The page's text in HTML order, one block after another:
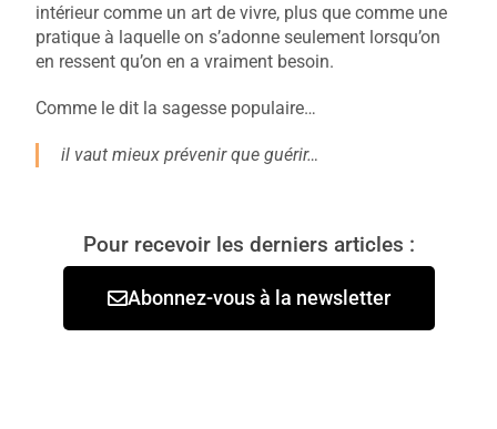
intérieur comme un art de vivre, plus que comme une
pratique à laquelle on s’adonne seulement lorsqu’on
en ressent qu’on en a vraiment besoin.
Comme le dit la sagesse populaire…
il vaut mieux prévenir que guérir…
Pour recevoir les derniers articles :
Abonnez-vous à la newsletter